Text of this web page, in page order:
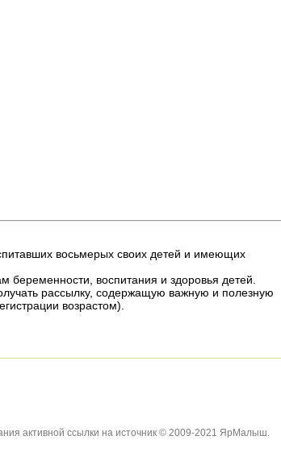
восьмерых своих детей и имеющих
воспитания и здоровья детей.
рассылку, содержащую важную и полезную
возрастом).
активной ссылки на источник © 2009-2021 ЯрМалыш.